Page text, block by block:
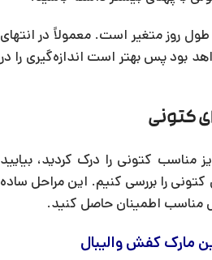
طول روز متغیر است. معمولاً در انتهای
بود پس بهتر است اندازه‌گیری را در
کتونی
کتونی را درک کردید، بیایید
کتونی را بررسی کنیم. این مراحل ساده
مناسب اطمینان حاصل کنید.
مارک کفش والیبال